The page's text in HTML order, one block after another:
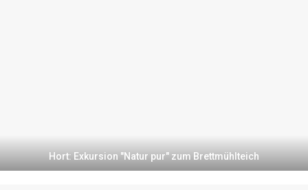
Hort: Exkursion "Natur pur" zum Brettmühlteich